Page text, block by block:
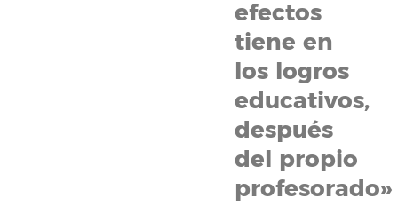
efectos
tiene en
los logros
educativos,
después
del propio
profesorado»